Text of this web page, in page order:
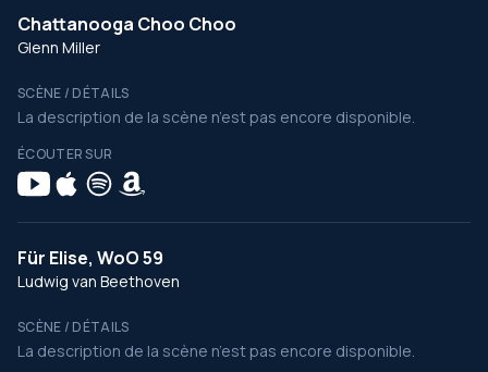
Chattanooga Choo Choo
Glenn Miller
SCÈNE / DÉTAILS
La description de la scène n’est pas encore disponible.
ÉCOUTER SUR
Für Elise, WoO 59
Ludwig van Beethoven
SCÈNE / DÉTAILS
La description de la scène n’est pas encore disponible.